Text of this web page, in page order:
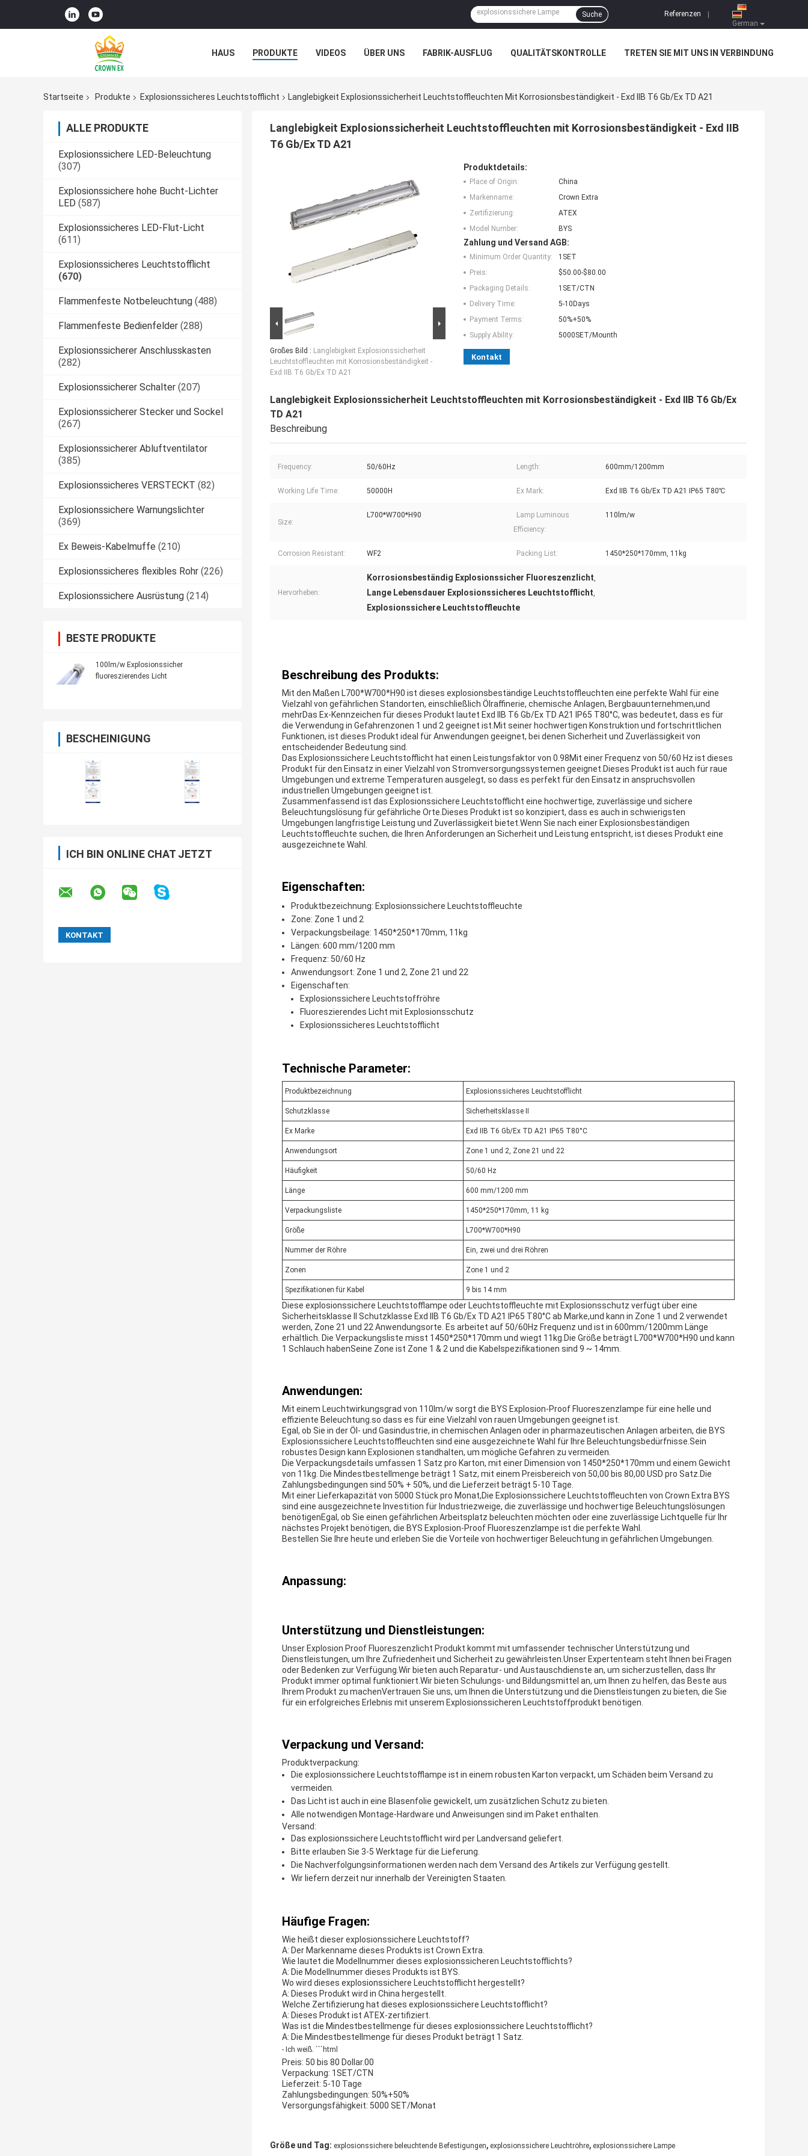
German
Referenzen
Suche
HAUS PRODUKTE VIDEOS ÜBER UNS FABRIK-AUSFLUG QUALITÄTSKONTROLLE TRETEN SIE MIT UNS IN VERBINDUNG
Startseite
Produkte Explosionssicheres Leuchtstofflicht Langlebigkeit Explosionssicherheit Leuchtstoffleuchten Mit Korrosionsbeständigkeit - Exd IIB T6 Gb/Ex TD A21
ALLE PRODUKTE
Explosionssichere LED-Beleuchtung
(307)
Explosionssichere hohe Bucht-Lichter
LED (587)
Explosionssicheres LED-Flut-Licht
(611)
Explosionssicheres Leuchtstofflicht
(670)
Flammenfeste Notbeleuchtung (488)
Flammenfeste Bedienfelder (288)
Explosionssicherer Anschlusskasten
(282)
Explosionssicherer Schalter (207)
Explosionssicherer Stecker und Sockel
(267)
Explosionssicherer Abluftventilator
(385)
Explosionssicheres VERSTECKT (82)
Explosionssichere Warnungslichter
(369)
Ex Beweis-Kabelmuffe (210)
Explosionssicheres flexibles Rohr (226)
Explosionssichere Ausrüstung (214)
BESTE PRODUKTE
100lm/w Explosionssicher
fluoreszierendes Licht
BESCHEINIGUNG
ICH BIN ONLINE CHAT JETZT
Langlebigkeit Explosionssicherheit Leuchtstoffleuchten mit Korrosionsbeständigkeit - Exd IIB
T6 Gb/Ex TD A21
Großes Bild : Langlebigkeit Explosionssicherheit
Leuchtstoffleuchten mit Korrosionsbeständigkeit -
Exd IIB T6 Gb/Ex TD A21
Produktdetails:
Place of Origin:
China
Markenname:
Crown Extra
Zertifizierung:
ATEX
Model Number:
BYS
Zahlung und Versand AGB:
Minimum Order Quantity:
1SET
Preis:
$50.00-$80.00
Packaging Details:
1SET/CTN
Delivery Time:
5-10Days
Payment Terms:
50%+50%
Supply Ability:
5000SET/Mounth
Kontakt
Langlebigkeit Explosionssicherheit Leuchtstoffleuchten mit Korrosionsbeständigkeit - Exd IIB T6 Gb/Ex
TD A21
Beschreibung
Frequency: 50/60Hz Length: 600mm/1200mm
Working Life Time: 50000H Ex Mark: Exd IIB T6 Gb/Ex TD A21 IP65 T80℃
Size:
L700*W700*H90
Lamp Luminous
Efficiency:
110lm/w
Corrosion Resistant: WF2 Packing List: 1450*250*170mm, 11kg
Hervorheben:
Korrosionsbeständig Explosionssicher Fluoreszenzlicht,
Lange Lebensdauer Explosionssicheres Leuchtstofflicht,
Explosionssichere Leuchtstoffleuchte
Beschreibung des Produkts:
Mit den Maßen L700*W700*H90 ist dieses explosionsbeständige Leuchtstoffleuchten eine perfekte Wahl für eine
Vielzahl von gefährlichen Standorten, einschließlich Ölraffinerie, chemische Anlagen, Bergbauunternehmen,und
mehrDas Ex-Kennzeichen für dieses Produkt lautet Exd IIB T6 Gb/Ex TD A21 IP65 T80°C, was bedeutet, dass es für
die Verwendung in Gefahrenzonen 1 und 2 geeignet ist.Mit seiner hochwertigen Konstruktion und fortschrittlichen
Funktionen, ist dieses Produkt ideal für Anwendungen geeignet, bei denen Sicherheit und Zuverlässigkeit von
entscheidender Bedeutung sind.
Das Explosionssichere Leuchtstofflicht hat einen Leistungsfaktor von 0.98Mit einer Frequenz von 50/60 Hz ist dieses
Produkt für den Einsatz in einer Vielzahl von Stromversorgungssystemen geeignet.Dieses Produkt ist auch für raue
Umgebungen und extreme Temperaturen ausgelegt, so dass es perfekt für den Einsatz in anspruchsvollen
industriellen Umgebungen geeignet ist.
Zusammenfassend ist das Explosionssichere Leuchtstofflicht eine hochwertige, zuverlässige und sichere
Beleuchtungslösung für gefährliche Orte.Dieses Produkt ist so konzipiert, dass es auch in schwierigsten
Umgebungen langfristige Leistung und Zuverlässigkeit bietet.Wenn Sie nach einer Explosionsbeständigen
Leuchtstoffleuchte suchen, die Ihren Anforderungen an Sicherheit und Leistung entspricht, ist dieses Produkt eine
ausgezeichnete Wahl.
Eigenschaften:
Produktbezeichnung: Explosionssichere Leuchtstoffleuchte
Zone: Zone 1 und 2
Verpackungsbeilage: 1450*250*170mm, 11kg
Längen: 600 mm/1200 mm
Frequenz: 50/60 Hz
Anwendungsort: Zone 1 und 2, Zone 21 und 22
Eigenschaften:
Explosionssichere Leuchtstoffröhre
Fluoreszierendes Licht mit Explosionsschutz
Explosionssicheres Leuchtstofflicht
Technische Parameter:
Produktbezeichnung Explosionssicheres Leuchtstofflicht
Schutzklasse Sicherheitsklasse II
Ex Marke Exd IIB T6 Gb/Ex TD A21 IP65 T80°C
Anwendungsort Zone 1 und 2, Zone 21 und 22
Häufigkeit 50/60 Hz
Länge 600 mm/1200 mm
Verpackungsliste 1450*250*170mm, 11 kg
Größe L700*W700*H90
Nummer der Röhre Ein, zwei und drei Röhren
Zonen Zone 1 und 2
Spezifikationen für Kabel 9 bis 14 mm
Diese explosionssichere Leuchtstofflampe oder Leuchtstoffleuchte mit Explosionsschutz verfügt über eine
Sicherheitsklasse II Schutzklasse Exd IIB T6 Gb/Ex TD A21 IP65 T80°C ab Marke,und kann in Zone 1 und 2 verwendet
werden, Zone 21 und 22 Anwendungsorte. Es arbeitet auf 50/60Hz Frequenz und ist in 600mm/1200mm Länge
erhältlich. Die Verpackungsliste misst 1450*250*170mm und wiegt 11kg.Die Größe beträgt L700*W700*H90 und kann
1 Schlauch habenSeine Zone ist Zone 1 & 2 und die Kabelspezifikationen sind 9 ~ 14mm.
Anwendungen:
Mit einem Leuchtwirkungsgrad von 110lm/w sorgt die BYS Explosion-Proof Fluoreszenzlampe für eine helle und
effiziente Beleuchtung.so dass es für eine Vielzahl von rauen Umgebungen geeignet ist.
Egal, ob Sie in der Öl- und Gasindustrie, in chemischen Anlagen oder in pharmazeutischen Anlagen arbeiten, die BYS
Explosionssichere Leuchtstoffleuchten sind eine ausgezeichnete Wahl für Ihre Beleuchtungsbedürfnisse.Sein
robustes Design kann Explosionen standhalten, um mögliche Gefahren zu vermeiden.
Die Verpackungsdetails umfassen 1 Satz pro Karton, mit einer Dimension von 1450*250*170mm und einem Gewicht
von 11kg. Die Mindestbestellmenge beträgt 1 Satz, mit einem Preisbereich von 50,00 bis 80,00 USD pro Satz.Die
Zahlungsbedingungen sind 50% + 50%, und die Lieferzeit beträgt 5-10 Tage.
Mit einer Lieferkapazität von 5000 Stück pro Monat,Die Explosionssichere Leuchtstoffleuchten von Crown Extra BYS
sind eine ausgezeichnete Investition für Industriezweige, die zuverlässige und hochwertige Beleuchtungslösungen
benötigenEgal, ob Sie einen gefährlichen Arbeitsplatz beleuchten möchten oder eine zuverlässige Lichtquelle für Ihr
nächstes Projekt benötigen, die BYS Explosion-Proof Fluoreszenzlampe ist die perfekte Wahl.
Bestellen Sie Ihre heute und erleben Sie die Vorteile von hochwertiger Beleuchtung in gefährlichen Umgebungen.
Anpassung:
Unterstützung und Dienstleistungen:
Unser Explosion Proof Fluoreszenzlicht Produkt kommt mit umfassender technischer Unterstützung und
Dienstleistungen, um Ihre Zufriedenheit und Sicherheit zu gewährleisten.Unser Expertenteam steht Ihnen bei Fragen
oder Bedenken zur Verfügung.Wir bieten auch Reparatur- und Austauschdienste an, um sicherzustellen, dass Ihr
Produkt immer optimal funktioniert.Wir bieten Schulungs- und Bildungsmittel an, um Ihnen zu helfen, das Beste aus
Ihrem Produkt zu machenVertrauen Sie uns, um Ihnen die Unterstützung und die Dienstleistungen zu bieten, die Sie
für ein erfolgreiches Erlebnis mit unserem Explosionssicheren Leuchtstoffprodukt benötigen.
Verpackung und Versand:
Produktverpackung:
Die explosionssichere Leuchtstofflampe ist in einem robusten Karton verpackt, um Schäden beim Versand zu
vermeiden.
Das Licht ist auch in eine Blasenfolie gewickelt, um zusätzlichen Schutz zu bieten.
Alle notwendigen Montage-Hardware und Anweisungen sind im Paket enthalten.
Versand:
Das explosionssichere Leuchtstofflicht wird per Landversand geliefert.
Bitte erlauben Sie 3-5 Werktage für die Lieferung.
Die Nachverfolgungsinformationen werden nach dem Versand des Artikels zur Verfügung gestellt.
Wir liefern derzeit nur innerhalb der Vereinigten Staaten.
Häufige Fragen:
Wie heißt dieser explosionssichere Leuchtstoff?
A: Der Markenname dieses Produkts ist Crown Extra.
Wie lautet die Modellnummer dieses explosionssicheren Leuchtstofflichts?
A: Die Modellnummer dieses Produkts ist BYS.
Wo wird dieses explosionssichere Leuchtstofflicht hergestellt?
A: Dieses Produkt wird in China hergestellt.
Welche Zertifizierung hat dieses explosionssichere Leuchtstofflicht?
A: Dieses Produkt ist ATEX-zertifiziert.
Was ist die Mindestbestellmenge für dieses explosionssichere Leuchtstofflicht?
A: Die Mindestbestellmenge für dieses Produkt beträgt 1 Satz.
- Ich weiß. ```html
Preis: 50 bis 80 Dollar.00
Verpackung: 1SET/CTN
Lieferzeit: 5-10 Tage
Zahlungsbedingungen: 50%+50%
Versorgungsfähigkeit: 5000 SET/Monat
Größe und Tag: explosionssichere beleuchtende Befestigungen, explosionssichere Leuchtröhre, explosionssichere Lampe